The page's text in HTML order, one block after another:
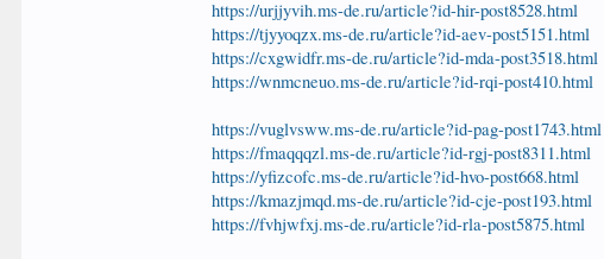
https://urjjyvih.ms-de.ru/article?id-hir-post8528.html
https://tjyyoqzx.ms-de.ru/article?id-aev-post5151.html
https://cxgwidfr.ms-de.ru/article?id-mda-post3518.html
https://wnmcneuo.ms-de.ru/article?id-rqi-post410.html
https://vuglvsww.ms-de.ru/article?id-pag-post1743.html
https://fmaqqqzl.ms-de.ru/article?id-rgj-post8311.html
https://yfizcofc.ms-de.ru/article?id-hvo-post668.html
https://kmazjmqd.ms-de.ru/article?id-cje-post193.html
https://fvhjwfxj.ms-de.ru/article?id-rla-post5875.html